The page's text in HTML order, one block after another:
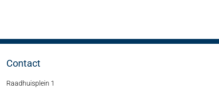
Contact
Raadhuisplein 1